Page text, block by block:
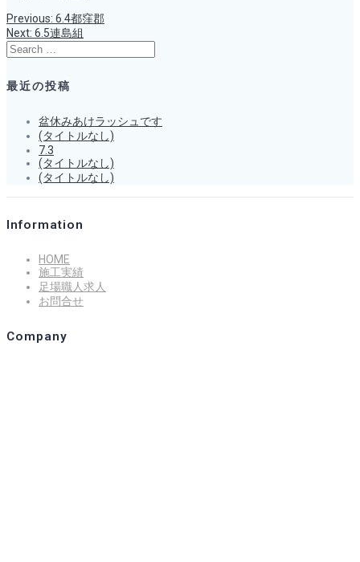
投
稿
ビ
ゲ
ー
シ
ョ
ン
Previous: Previous
post:
6.4都窪郡
Next: Next
post:
6.5連島組
Search
for:
最近の投稿
盆休みあけラッシュです
(タイトルなし)
7.3
(タイトルなし)
(タイトルなし)
Information
HOME
施工実績
足場職人求人
お問合せ
Company